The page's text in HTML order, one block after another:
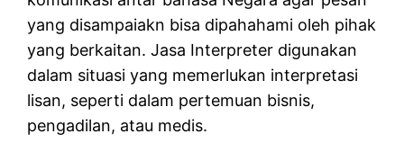
yang disampaiakn bisa dipahahami oleh pihak
yang berkaitan. Jasa Interpreter digunakan
dalam situasi yang memerlukan interpretasi
lisan, seperti dalam pertemuan bisnis,
pengadilan, atau medis.